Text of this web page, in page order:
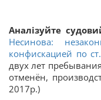
Аналізуйте
Несинова:
конфискацией по
двух лет
отменён,
2017р.)